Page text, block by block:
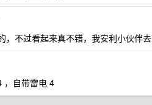
，不过看起来真不错，我安利小伙伴去
，自带雷电 4